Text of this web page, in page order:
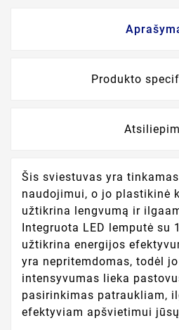
Produkto
Šis sviestuvas yra
naudojimui, o jo plastikinė
užtikrina lengvumą ir
Integruota LED lemputė su
užtikrina energijos
yra nepritemdomas, todėl
intensyvumas lieka
pasirinkimas patraukliam,
efektyviam apšvietimui